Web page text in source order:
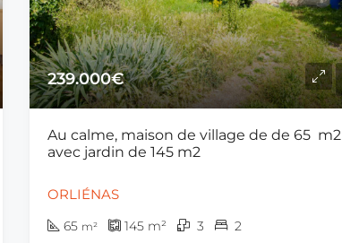
239.000€
Au calme, maison de village de de 65 m2
avec jardin de 145 m2
ORLIÉNAS
65 m² 145m² 3 2